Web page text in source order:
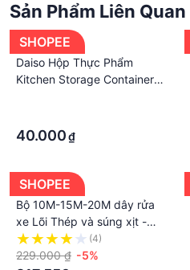
Sản Phẩm Liên Quan
SHOPEE
Daiso Hộp Thực Phẩm
Kitchen Storage Containers
40.000₫
SHOPEE
Bộ 10M-15M-20M dây rửa
xe Lõi Thép và súng xịt -
súng rửa xe áp lực cao ren
22mm
(4)
229.000 ₫ -5%